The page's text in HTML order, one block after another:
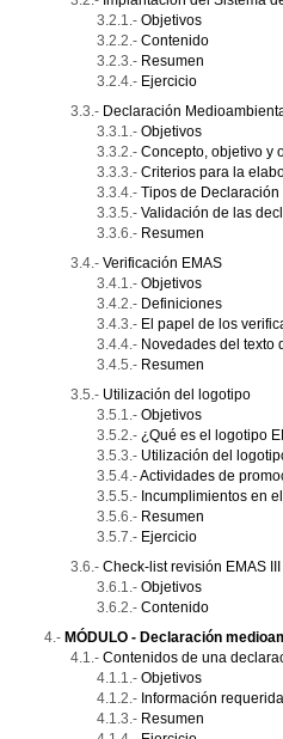
Objetivos
Contenido
Resumen
Ejercicio
Declaración
Objetivos
Concepto, objetivo y
Criterios para la
Tipos de Declaración
Validación de las
Resumen
Verificación EMAS
Objetivos
Definiciones
El papel de los
Novedades del texto
Resumen
Utilización del logotipo
Objetivos
¿Qué es el logotipo
Utilización del
Actividades de
Incumplimientos en
Resumen
Ejercicio
Check-list revisión EMAS III
Objetivos
Contenido
MÓDULO - Declaración
Contenidos de una
Objetivos
Información requerida
Resumen